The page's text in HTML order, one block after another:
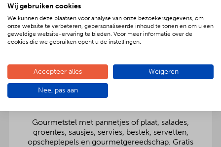
Pasta salade
Kartoffelsalade
Rauwkost salade
Griekse salade
Gourmetstel met pannetjes of plaat, salades,
groentes, sausjes, servies, bestek, servetten,
opscheplepels en gourmetgereedschap. Gratis
Wij gebruiken cookies
We kunnen deze plaatsen voor analyse van onze bezoekersgegevens, om
onze website te verbeteren, gepersonaliseerde inhoud te tonen en om u een
geweldige website-ervaring te bieden. Voor meer informatie over de
cookies die we gebruiken opent u de instellingen.
Accepteer alles Weigeren
Nee, pas aan